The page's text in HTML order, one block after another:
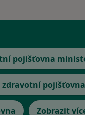
pojišťovna
zdravotní pojišťovna
Zobrazit